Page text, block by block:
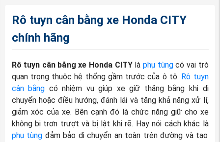
Rô tuyn cân bằng xe Honda CITY
chính hãng
Rô tuyn cân bằng xe Honda CITY là phụ tùngcó vai trò
quan trọng thuộc hệ thống gầm trước của ô tô. Rô tuyn
cân bằng có nhiệm vụ giúp xe giữ thăng bằng khi di
chuyển hoặc điều hướng, đánh lái và tăng khả năng xử lí,
giảm xóc của xe. Bên cạnh đó là chức năng giữ cho xe
không bị trơn trượt và bị lật khi rẽ. Hay nói cách khác là
phụ tùng đảm bảo di chuyển an toàn trên đường và tạo